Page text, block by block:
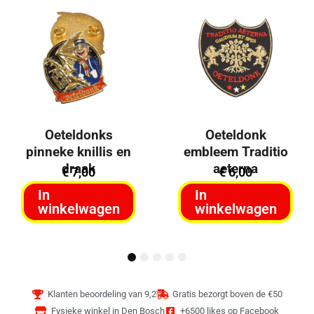
Koop nu!
Koop nu!
Koop nu!
Oeteldonks
pinneke knillis en
draak
€7,00
In
winkelwagen
Oeteldonk
embleem Traditio
aeterna
€6,00
In
winkelwagen
4
Klanten beoordeling van 9,2
Gratis bezorgt boven de €50
Fysieke winkel in Den Bosch
+6500 likes op Facebook